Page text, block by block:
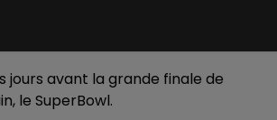
jours avant la grande finale de
le SuperBowl.